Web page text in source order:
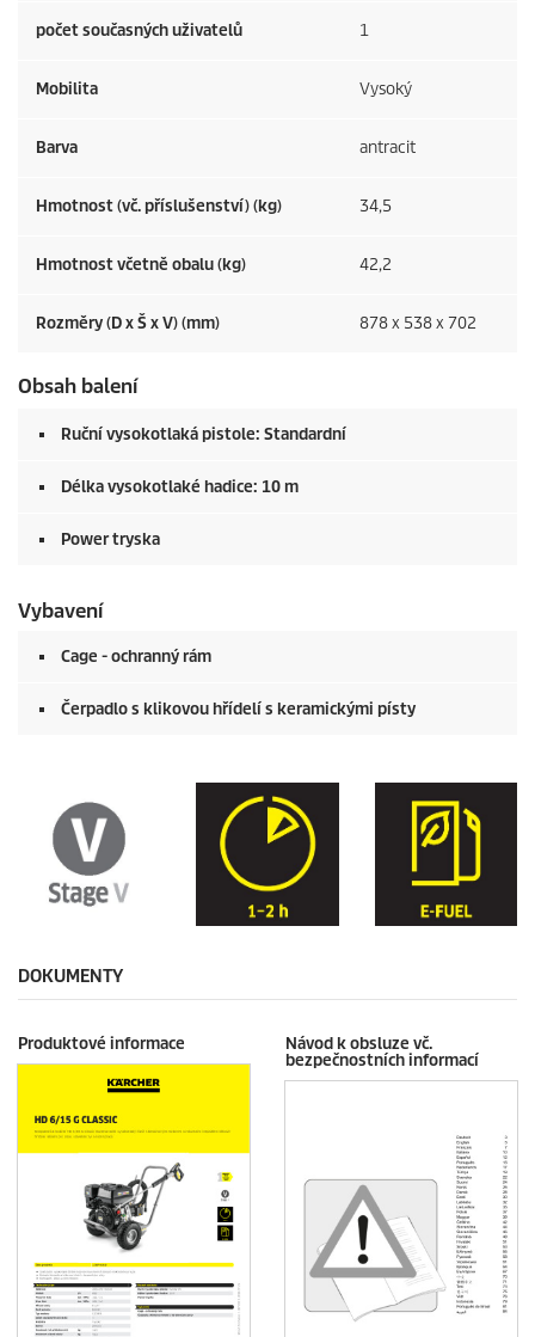
počet současných uživatelů 1
Mobilita Vysoký
Barva antracit
Hmotnost (vč. příslušenství) (kg) 34,5
Hmotnost včetně obalu (kg) 42,2
Rozměry (D x Š x V) (mm) 878 x 538 x 702
Obsah balení
Ruční vysokotlaká pistole: Standardní
Délka vysokotlaké hadice: 10 m
Power tryska
Vybavení
Cage - ochranný rám
Čerpadlo s klikovou hřídelí s keramickými písty
DOKUMENTY
Produktové informace
Návod k obsluze vč.
bezpečnostních informací